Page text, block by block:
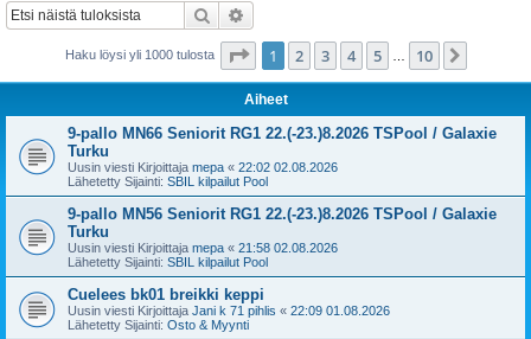
Etsi
Haku löysi yli 1000 tulosta Sivu /10
1 2 3 4 5 10
Aiheet
9-pallo MN66 Seniorit RG1 22.(-23.)8.2026 TSPool / Galaxie
Turku
Uusin viesti Kirjoittaja mepa « 22:02 02.08.2026
Lähetetty Sijainti: SBIL kilpailut Pool
9-pallo MN56 Seniorit RG1 22.(-23.)8.2026 TSPool / Galaxie
Turku
Uusin viesti Kirjoittaja mepa « 21:58 02.08.2026
Lähetetty Sijainti: SBIL kilpailut Pool
Cuelees bk01 breikki keppi
Uusin viesti Kirjoittaja Jani k 71 pihlis « 22:09 01.08.2026
Lähetetty Sijainti: Osto & Myynti